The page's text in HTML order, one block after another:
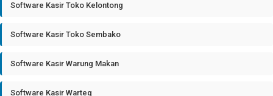
Software Kasir Toko Kelontong
Software Kasir Toko Sembako
Software Kasir Warung Makan
Software Kasir Warteg